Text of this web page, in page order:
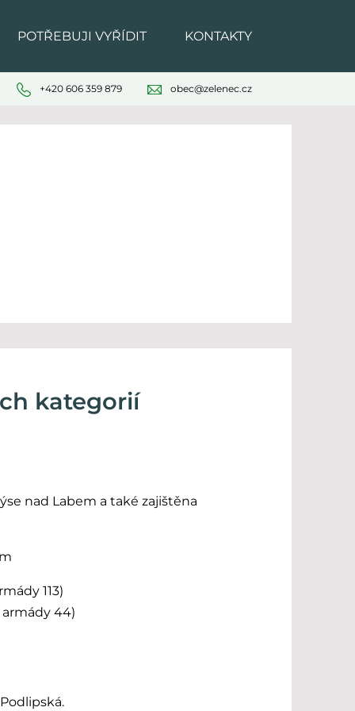
POTŘEBUJI VYŘÍDIT KONTAKTY
+420 606 359 879 obec@zelenec.cz
kategorií
nad Labem a také zajištěna
113)
44)